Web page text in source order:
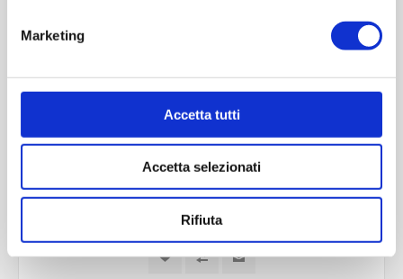
Marketing
Accetta tutti
Accetta selezionati
Rifiuta
Quantità per imballo (ordine minimo 1 collo):1987
Cod.: YOU724
Please select the address you want to ship to
ACQUISTA